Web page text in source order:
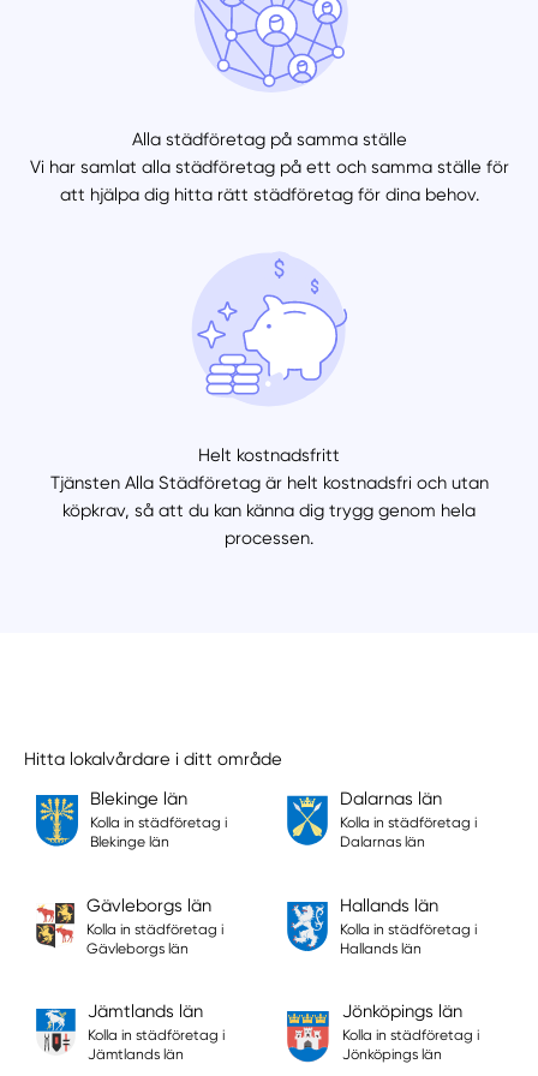
Alla städföretag på samma ställe
Vi har samlat alla städföretag på ett och samma ställe för
att hjälpa dig hitta rätt städföretag för dina behov.
Helt kostnadsfritt
Tjänsten Alla Städföretag är helt kostnadsfri och utan
köpkrav, så att du kan känna dig trygg genom hela
processen.
Hitta lokalvårdare i ditt område
Blekinge län
Kolla in städföretag i
Blekinge län
Dalarnas län
Kolla in städföretag i
Dalarnas län
Gävleborgs län
Kolla in städföretag i
Gävleborgs län
Hallands län
Kolla in städföretag i
Hallands län
Jämtlands län
Kolla in städföretag i
Jämtlands län
Jönköpings län
Kolla in städföretag i
Jönköpings län